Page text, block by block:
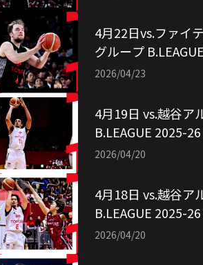
4月22日vs.ファイ
グループ
イライト（映像引
2026/04/23
4月19日 vs.越谷ア
B.LEAGUE 2025-
（映像引用：アル
2026/04/20
4月18日 vs.越谷ア
B.LEAGUE 2025-
（映像引用：アル
2026/04/20